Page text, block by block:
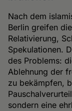
Nach dem
Berlin greifen
Relativierung,
Spekulationen.
des Problems:
Ablehnung der
zu bekämpfen,
sondern eine